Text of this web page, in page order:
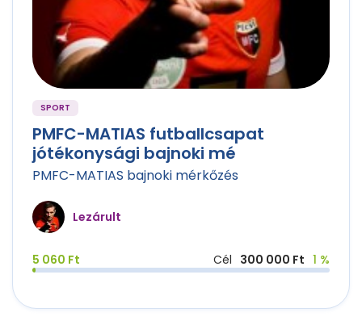
SPORT
PMFC-MATIAS futballcsapat
jótékonysági bajnoki mé
PMFC-MATIAS bajnoki mérkőzés
Lezárult
5 060 Ft Cél 300 000 Ft 1 %